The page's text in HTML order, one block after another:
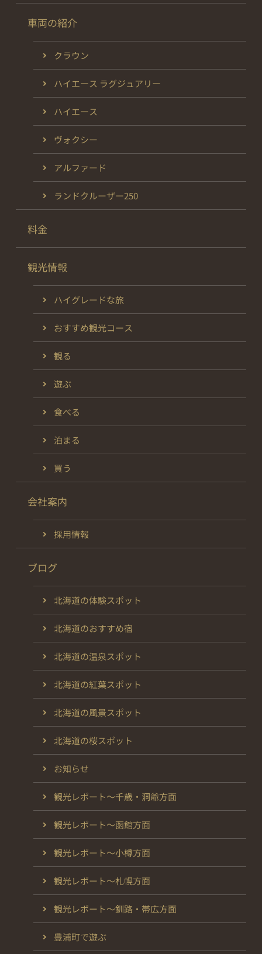
車両の紹介
クラウン
ハイエース ラグジュアリー
ハイエース
ヴォクシー
アルファード
ランドクルーザー250
料金
観光情報
ハイグレードな旅
おすすめ観光コース
観る
遊ぶ
食べる
泊まる
買う
会社案内
採用情報
ブログ
北海道の体験スポット
北海道のおすすめ宿
北海道の温泉スポット
北海道の紅葉スポット
北海道の風景スポット
北海道の桜スポット
お知らせ
観光レポート～千歳・洞爺方面
観光レポート～函館方面
観光レポート～小樽方面
観光レポート～札幌方面
観光レポート～釧路・帯広方面
豊浦町で遊ぶ